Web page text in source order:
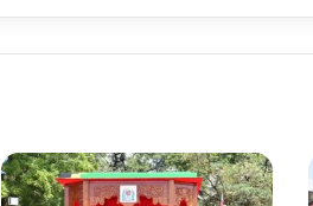
يتحرك وترقب نتيجة الثانوية العامة
الملك سلمان وولي العهد يهنئان الرئيس
السيسي ويؤكدان عمق العلاقات الأخوية